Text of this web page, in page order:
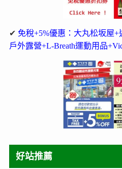
✔ 免稅+5%優惠：大丸松坂屋
戶外露營+L-Breath運動用品
好站推薦